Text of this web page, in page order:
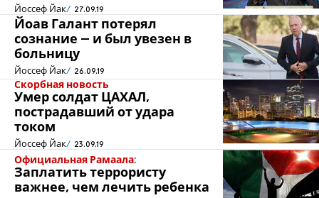
Йоссеф Йак 27.09.19
Йоав Галант потерял
сознание – и был увезен в
больницу
Йоссеф Йак 26.09.19
Скорбная новость
Умер солдат ЦАХАЛ,
пострадавший от удара
током
Йоссеф Йак 23.09.19
Официальная Рамаала:
Заплатить террористу
важнее, чем лечить ребенка